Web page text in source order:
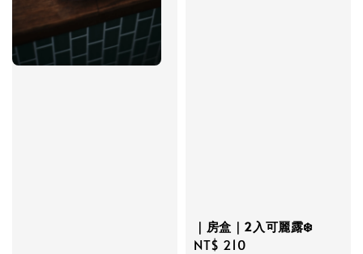
｜房盒｜2入可麗露❄️
Regular
NT$ 210